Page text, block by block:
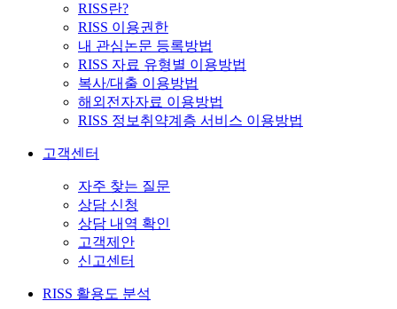
RISS란?
RISS 이용권한
내 관심논문 등록방법
RISS 자료 유형별 이용방법
복사/대출 이용방법
해외전자자료 이용방법
RISS 정보취약계층 서비스 이용방법
고객센터
자주 찾는 질문
상담 신청
상담 내역 확인
고객제안
신고센터
RISS 활용도 분석